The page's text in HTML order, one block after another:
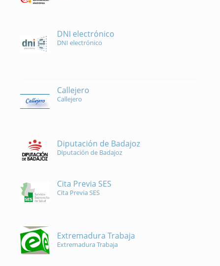
DNI electrónico
DNI electrónico
Callejero
Callejero
Diputación de Badajoz
Diputación de Badajoz
Cita Previa SES
Cita Previa SES
Extremadura Trabaja
Extremadura Trabaja